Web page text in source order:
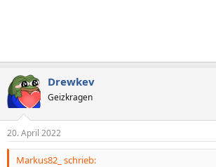
Drewkev
Geizkragen
20. April 2022
Markus82_ schrieb: